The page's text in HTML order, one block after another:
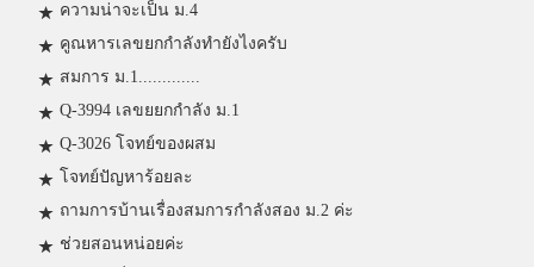
ความน่าจะเป็น ม.4
คูณหารเลขยกกำลังทำยังไงครับ
สมการ ม.1.............
Q-3994 เลขยยกกำลัง ม.1
Q-3026 โจทย์ของผสม
โจทย์ปัญหาร้อยละ
ถามการบ้านเรื่องสมการกำลังสอง ม.2 ค่ะ
ช่วยสอนหน่อยค่ะ